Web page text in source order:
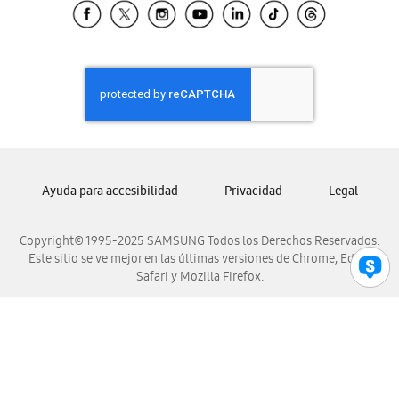
Samsung El Salvador
Samsung Honduras
Samsung Nicaragua
Samsung Panamá
Samsung Venezuela
Copyright© 1995-2025 SAMSUNG Todos los Derechos Reservados.
Este sitio se ve mejor en las últimas versiones de Chrome, Edge,
Safari y Mozilla Firefox.
Ayuda para accesibilidad Privacidad Legal